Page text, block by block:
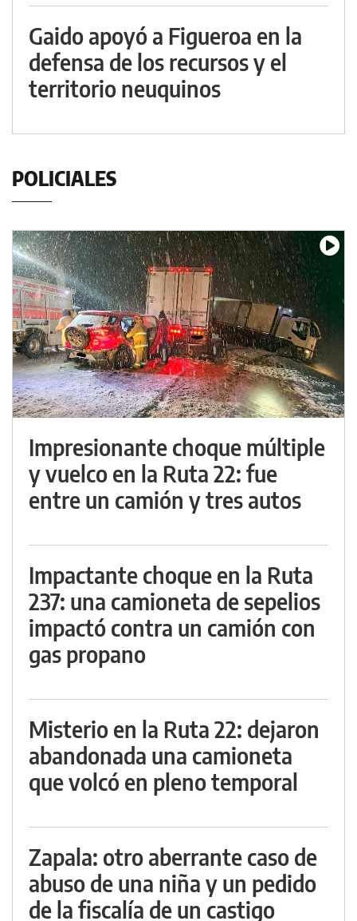
Gaido apoyó a Figueroa en la
defensa de los recursos y el
territorio neuquinos
POLICIALES
Impresionante choque múltiple
y vuelco en la Ruta 22: fue
entre un camión y tres autos
Impactante choque en la Ruta
237: una camioneta de sepelios
impactó contra un camión con
gas propano
Misterio en la Ruta 22: dejaron
abandonada una camioneta
que volcó en pleno temporal
Zapala: otro aberrante caso de
abuso de una niña y un pedido
de la fiscalía de un castigo